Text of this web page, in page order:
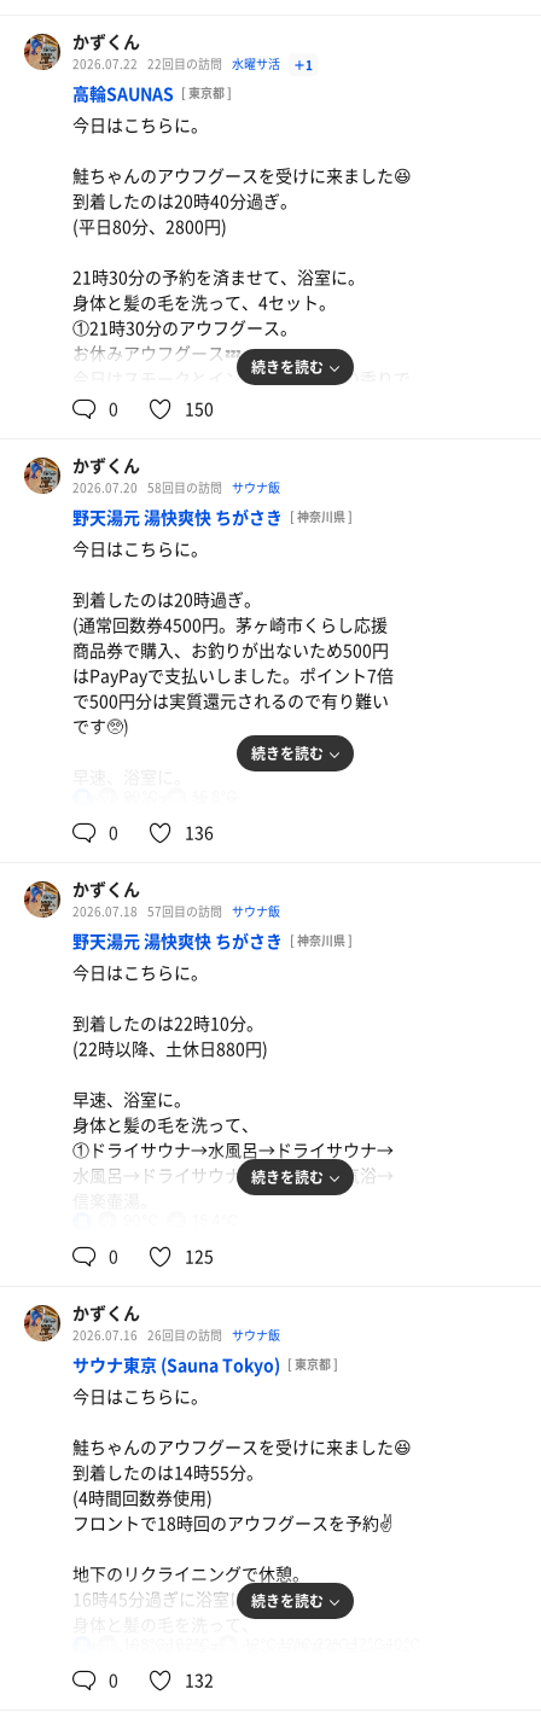
そうめん
禁酒15日目、自分は明日10時から健康診断のため食べ
れず🤣
イオンウォーター
高菜のペペロンチーノ
禁酒12日目、高菜の塩気がちょうどよき😋
かずくん
2026.07.22 22回目の訪問 水曜サ活 ＋1
高輪SAUNAS [ 東京都 ]
今日はこちらに。
鮭ちゃんのアウフグースを受けに来ました😆
到着したのは20時40分過ぎ。
(平日80分、2800円)
21時30分の予約を済ませて、浴室に。
身体と髪の毛を洗って、4セット。
①21時30分のアウフグース。
お休みアウフグース💤
今日はスモークとインフュージョンの香りで
完全にサウナ室でウトウトしちゃうくらいの
(特に恵みの湯のハーブのインフュージョンが
甘い香りで最高でした😂)
鮭ちゃん、お疲れさまでした👋
ご一緒した皆さま、ありがとうございました。
上がって、21時55分過ぎに退館。
2026年浴鮭98日/1回(累計688日/1072回)
鶏の唐揚げ、あじの開き、枝豆
禁酒10日目、あじの開きウマウマ😋
続きを読む
0 150
かずくん
2026.07.20 58回目の訪問 サウナ飯
野天湯元 湯快爽快 ちがさき [ 神奈川県 ]
今日はこちらに。
到着したのは20時過ぎ。
(通常回数券4500円。茅ヶ崎市くらし応援
商品券で購入、お釣りが出ないため500円
はPayPayで支払いしました。ポイント7倍
で500円分は実質還元されるので有り難い
です🥺)
①ドライサウナ→水風呂→ドライサウナ→
今日は3連休の最終日でしたが、明日から
平日ってこともありそこまで混んでなくて
快適でした😂
ありがとうございました😊
続きを読む
0 136
かずくん
2026.07.18 57回目の訪問 サウナ飯
野天湯元 湯快爽快 ちがさき [ 神奈川県 ]
今日はこちらに。
到着したのは22時10分。
(22時以降、土休日880円)
早速、浴室に。
身体と髪の毛を洗って、
①ドライサウナ→水風呂→ドライサウナ→
水風呂→ドライサウナ→水風呂→外気浴→
今日は3連休の初日ってこともあり、この
23時15分過ぎに退館。
ありがとうございました😊
続きを読む
0 125
かずくん
2026.07.16 26回目の訪問 サウナ飯
サウナ東京 (Sauna Tokyo) [ 東京都 ]
今日はこちらに。
鮭ちゃんのアウフグースを受けに来ました😆
到着したのは14時55分。
(4時間回数券使用)
フロントで18時回のアウフグースを予約✌️
地下のリクライニングで休憩。
16時45分過ぎに浴室に。
身体と髪の毛を洗って、
手酌蒸気→冷→蒸気乱舞(18時のアウフグース)
続きを読む
0 132